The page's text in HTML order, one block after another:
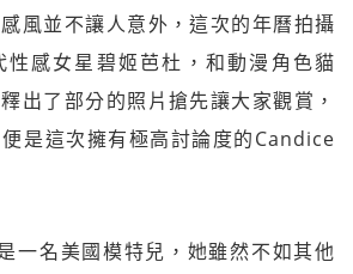
風並不讓人意外，這次的年曆拍攝
性感女星碧姬芭杜，和動漫角色貓
出了部分的照片搶先讓大家觀賞，
是這次擁有極高討論度的Candice
一名美國模特兒，她雖然不如其他